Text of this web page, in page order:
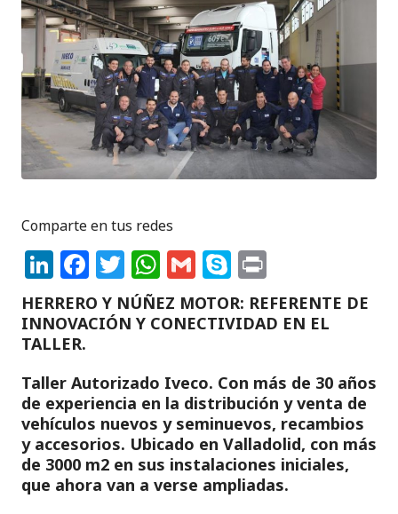
Comparte en tus redes
Li
n
k
e
dI
n
F
a
c
b
o
o
k
T
w
it
r
W
h
a
A
p
p
G
m
ai
S
k
y
e
ri
n
HERRERO Y NÚÑEZ MOTOR: REFERENTE DE
INNOVACIÓN Y CONECTIVIDAD EN EL
TALLER.
Taller Autorizado Iveco. Con más de 30 años
de experiencia en la distribución y venta de
vehículos nuevos y seminuevos, recambios
y accesorios. Ubicado en Valladolid, con más
de 3000 m2 en sus instalaciones iniciales,
que ahora van a verse ampliadas.